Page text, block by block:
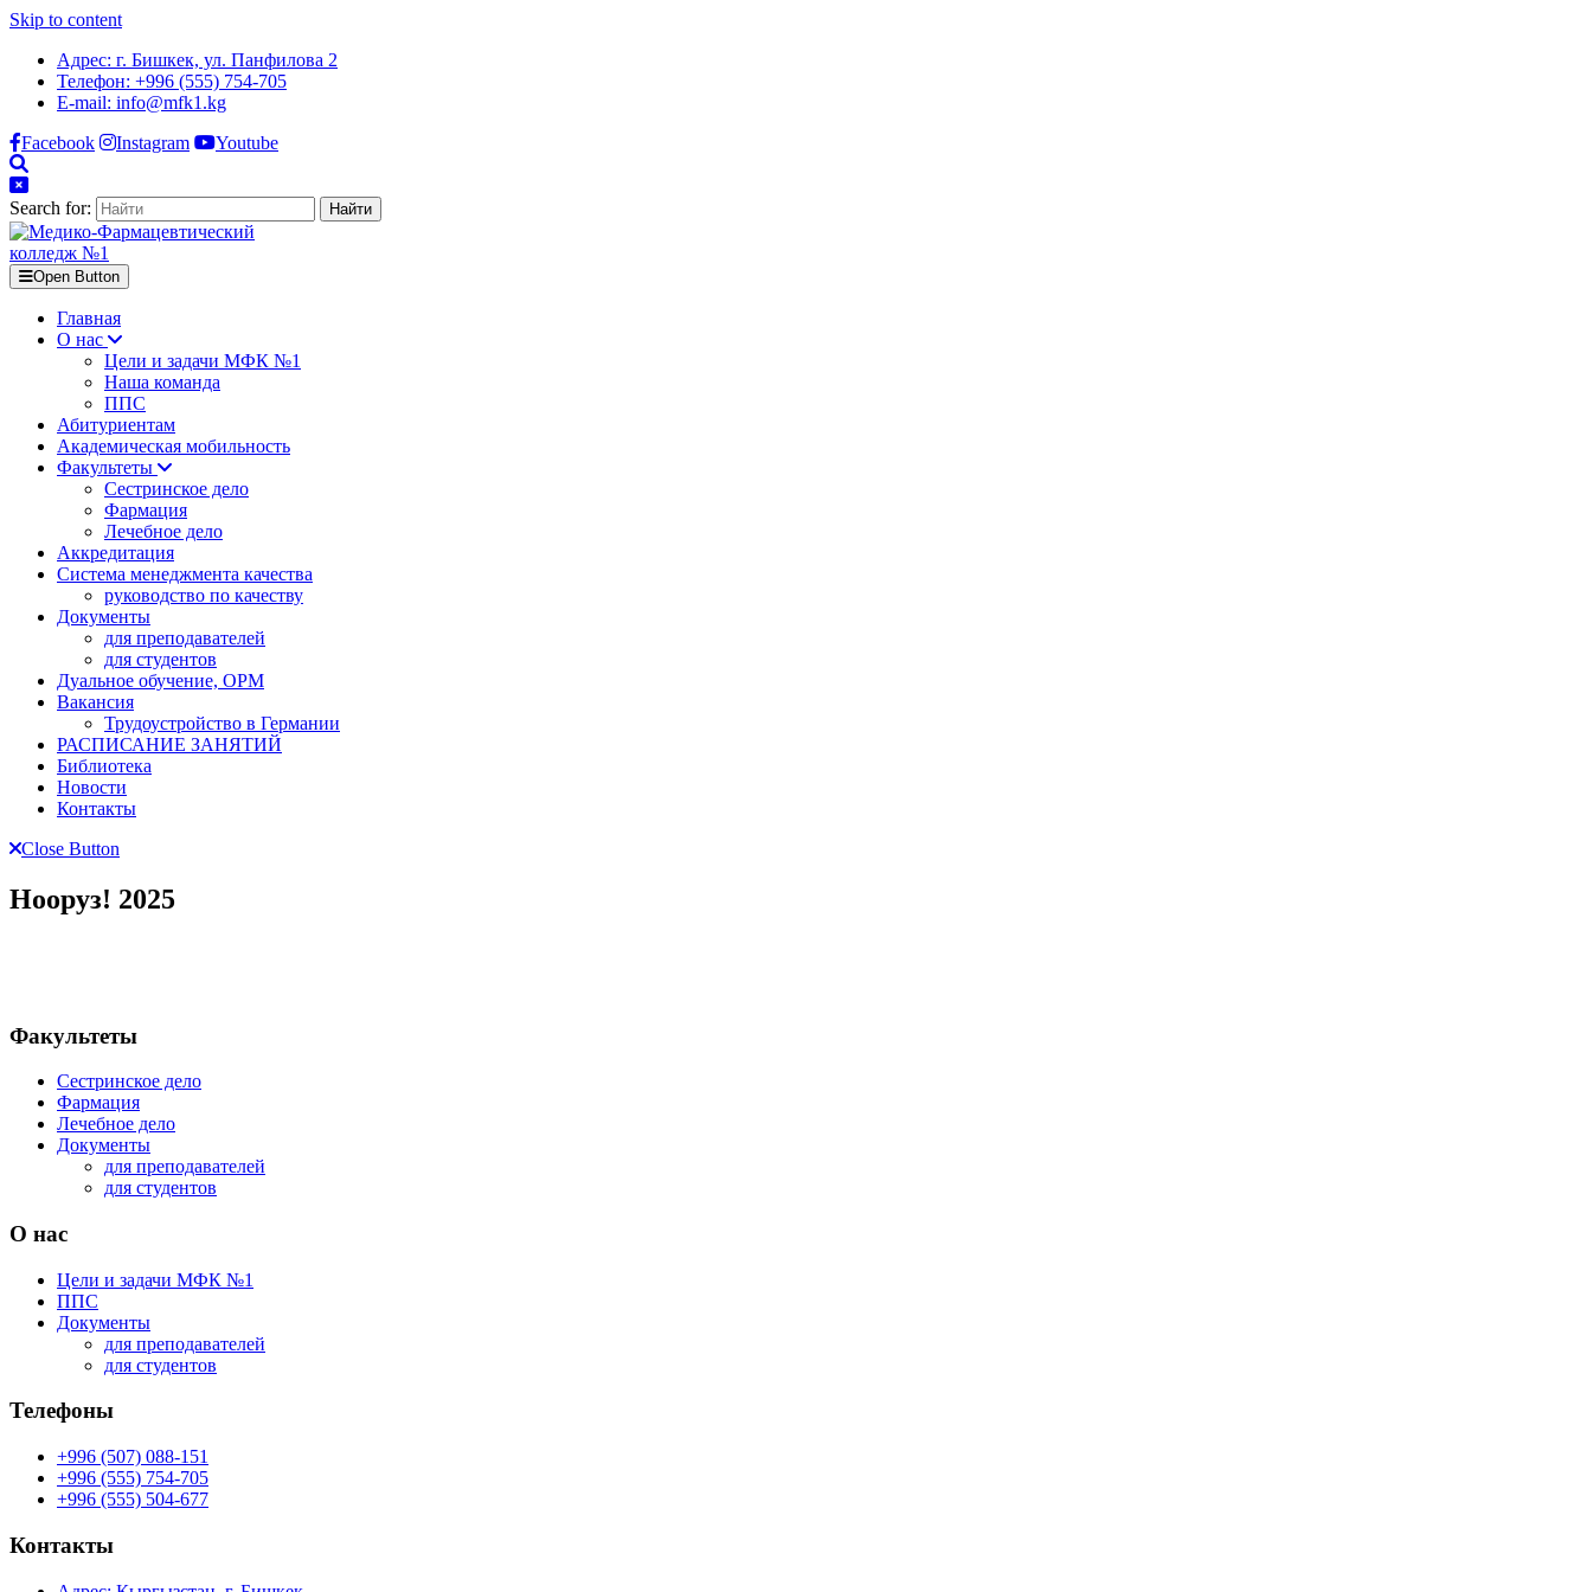
Skip to content
Адрес: г. Бишкек, ул. Панфилова 2
Телефон: +996 (555) 754-705
E-mail: info@mfk1.kg
Facebook
Instagram Youtube
Search for:
Open Button
Главная
О нас
Цели и задачи МФК №1
Наша команда
ППС
Абитуриентам
Академическая мобильность
Факультеты
Сестринское дело
Фармация
Лечебное дело
Аккредитация
Система менеджмента качества
руководство по качеству
Документы
для преподавателей
для студентов
Дуальное обучение, ОРМ
Вакансия
Трудоустройство в Германии
РАСПИСАНИЕ ЗАНЯТИЙ
Библиотека
Новости
Контакты
Close Button
Нооруз! 2025
Факультеты
Сестринское дело
Фармация
Лечебное дело
Документы
для преподавателей
для студентов
О нас
Цели и задачи МФК №1
ППС
Документы
для преподавателей
для студентов
Телефоны
+996 (507) 088-151
+996 (555) 754-705
+996 (555) 504-677
Контакты